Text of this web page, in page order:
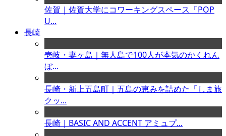
佐賀｜佐賀大学にコワーキングスペース「POP
U...
長崎
壱岐・妻ヶ島｜無人島で100人が本気のかくれん
ぼ...
長崎・新上五島町｜五島の恵みを詰めた「しま旅
クッ...
長崎｜BASIC AND ACCENT アミュプ...